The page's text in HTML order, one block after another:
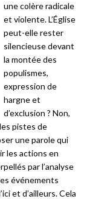
une colère radicale
et violente. L’Église
peut-elle rester
silencieuse devant
la montée des
populismes,
expression de
hargne et
d’exclusion ? Non,
pistes de
une parole qui
les actions en
par l’analyse
événements
et d’ailleurs. Cela